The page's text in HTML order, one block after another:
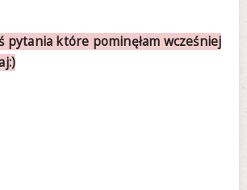
pytania które pominęłam wcześniej